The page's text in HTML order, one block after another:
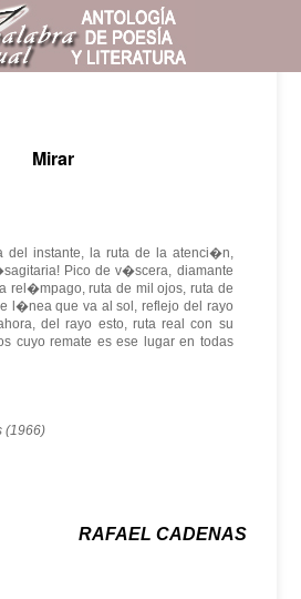
Mirar
del instante, la ruta de la atenci�n,
Pico de v�scera, diamante
rel�mpago, ruta de mil ojos, ruta de
l�nea que va al sol, reflejo del rayo
del rayo esto, ruta real con su
cuyo remate es ese lugar en todas
(1966)
RAFAEL CADENAS